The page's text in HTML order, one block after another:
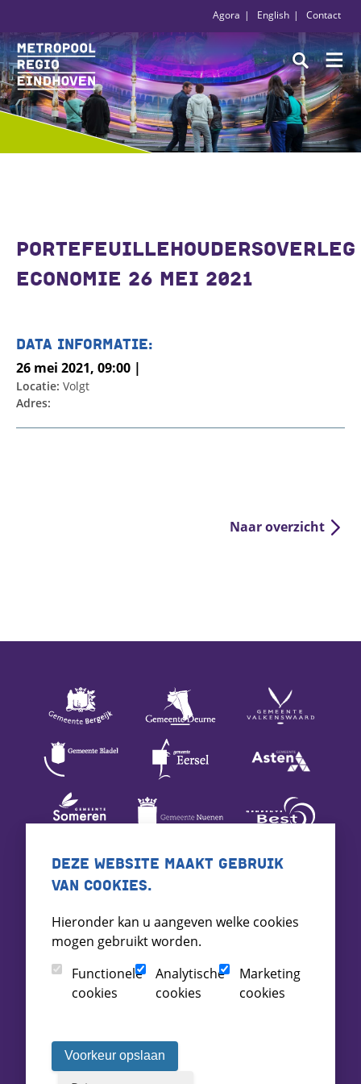
Agora English Contact
PORTEFEUILLEHOUDERSOVERLEG
ECONOMIE 26 MEI 2021
DATA INFORMATIE:
26 mei 2021, 09:00 |
Locatie: Volgt
Adres:
Naar overzicht
DEZE WEBSITE MAAKT GEBRUIK
VAN COOKIES.
Hieronder kan u aangeven welke cookies
mogen gebruikt worden.
Functionele
cookies
Analytische
cookies
Marketing
cookies
Voorkeur opslaan